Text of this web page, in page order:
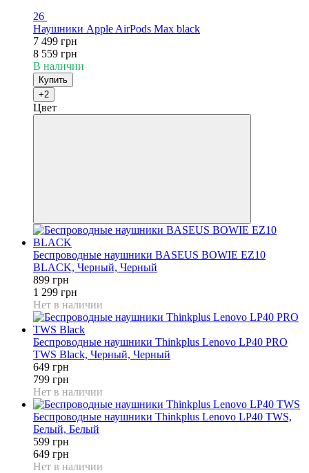
26
Наушники Apple AirPods Max black
7 499 грн
8 559 грн
В наличии
Купить
+2
Цвет
Беспроводные наушники BASEUS BOWIE EZ10
BLACK, Черный, Черный
899 грн
1 299 грн
Нет в наличии
Беспроводные наушники Thinkplus Lenovo LP40 PRO
TWS Black, Черный, Черный
649 грн
799 грн
Нет в наличии
Беспроводные наушники Thinkplus Lenovo LP40 TWS,
Белый, Белый
599 грн
649 грн
Нет в наличии